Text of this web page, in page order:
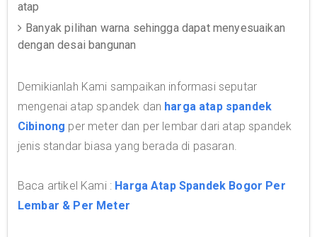
atap
Banyak pilihan warna sehingga dapat menyesuaikan
dengan desai bangunan
Demikianlah Kami sampaikan informasi seputar
mengenai atap spandek dan harga atap spandek
Cibinong per meter dan per lembar dari atap spandek
jenis standar biasa yang berada di pasaran.
Baca artikel Kami : Harga Atap Spandek Bogor Per
Lembar & Per Meter